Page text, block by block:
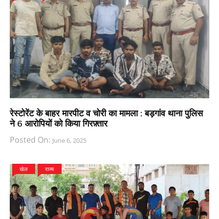
रेस्टोरेंट के बाहर मारपीट व चोरी का मामला : बड़गांव थाना पुलिस
ने 6 आरोपियों को किया गिरफ़्तार
Posted On: June 6, 2025
खेल राज्य